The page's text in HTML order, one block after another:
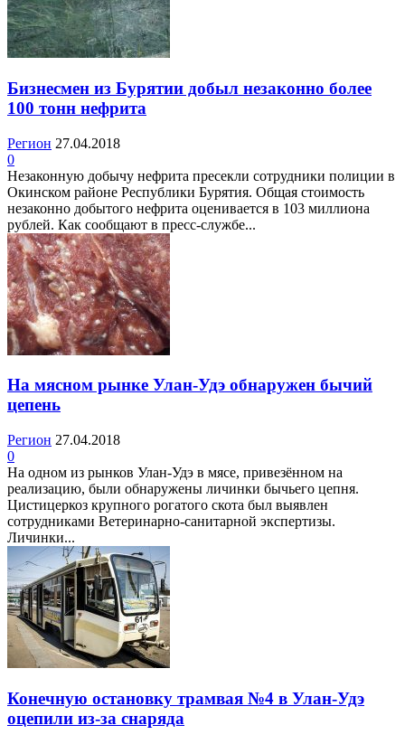
Бизнесмен из Бурятии добыл незаконно более
100 тонн нефрита
Регион 27.04.2018
0
Незаконную добычу нефрита пресекли сотрудники полиции в
Окинском районе Республики Бурятия. Общая стоимость
незаконно добытого нефрита оценивается в 103 миллиона
рублей. Как сообщают в пресс-службе...
На мясном рынке Улан-Удэ обнаружен бычий
цепень
Регион 27.04.2018
0
На одном из рынков Улан-Удэ в мясе, привезённом на
реализацию, были обнаружены личинки бычьего цепня.
Цистицеркоз крупного рогатого скота был выявлен
сотрудниками Ветеринарно-санитарной экспертизы.
Личинки...
Конечную остановку трамвая №4 в Улан-Удэ
оцепили из-за снаряда